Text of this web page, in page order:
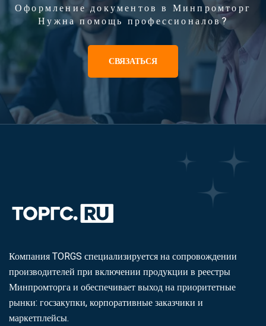
Оформление документов в Минпромторг
Нужна помощь профессионалов?
СВЯЗАТЬСЯ
Компания TORGS специализируется на сопровождении
производителей при включении продукции в реестры
Минпромторга и обеспечивает выход на приоритетные
рынки: госзакупки, корпоративные заказчики и
маркетплейсы.